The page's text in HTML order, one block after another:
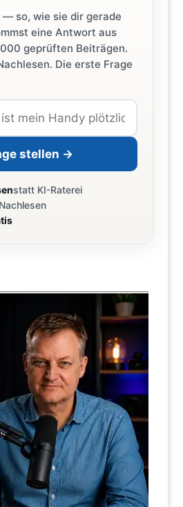
so, wie sie dir gerade
eine Antwort aus
geprüften Beiträgen.
Die erste Frage
stellen →
statt KI-Raterei